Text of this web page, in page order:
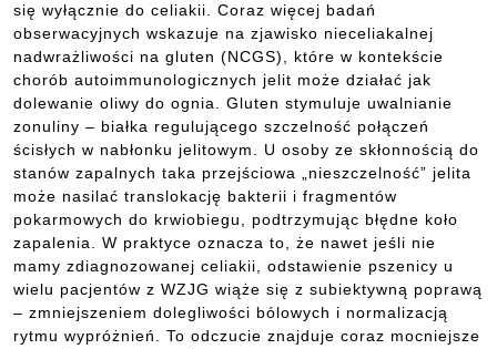
się wyłącznie do celiakii. Coraz więcej badań
obserwacyjnych wskazuje na zjawisko nieceliakalnej
nadwrażliwości na gluten (NCGS), które w kontekście
chorób autoimmunologicznych jelit może działać jak
dolewanie oliwy do ognia. Gluten stymuluje uwalnianie
zonuliny – białka regulującego szczelność połączeń
ścisłych w nabłonku jelitowym. U osoby ze skłonnością do
stanów zapalnych taka przejściowa „nieszczelność” jelita
może nasilać translokację bakterii i fragmentów
pokarmowych do krwiobiegu, podtrzymując błędne koło
zapalenia. W praktyce oznacza to, że nawet jeśli nie
mamy zdiagnozowanej celiakii, odstawienie pszenicy u
wielu pacjentów z WZJG wiąże się z subiektywną poprawą
– zmniejszeniem dolegliwości bólowych i normalizacją
rytmu wypróżnień. To odczucie znajduje coraz mocniejsze